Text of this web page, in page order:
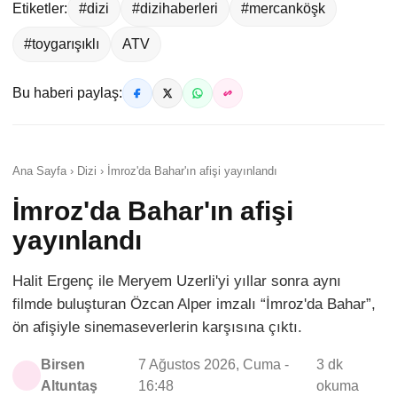
Etiketler: #dizi #dizihaberleri #mercanköşk
#toygarışıklı ATV
Bu haberi paylaş:
Ana Sayfa › Dizi › İmroz'da Bahar'ın afişi yayınlandı
İmroz'da Bahar'ın afişi
yayınlandı
Halit Ergenç ile Meryem Uzerli'yi yıllar sonra aynı
filmde buluşturan Özcan Alper imzalı “İmroz'da Bahar”,
ön afişiyle sinemaseverlerin karşısına çıktı.
Birsen
Altuntaş
7 Ağustos 2026, Cuma -
16:48
3 dk
okuma